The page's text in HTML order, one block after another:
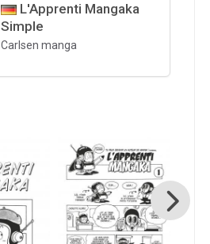
L'Apprenti Mangaka
Simple
Carlsen manga